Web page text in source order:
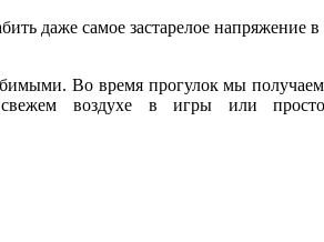
даже самое застарелое напряжение
Во время прогулок мы
воздухе в игры или